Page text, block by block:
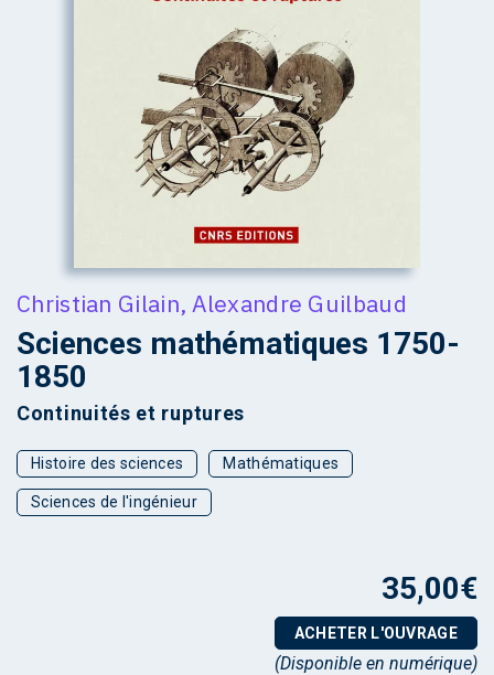
Christian Gilain,Alexandre Guilbaud
Sciences mathématiques 1750-
1850
Continuités et ruptures
Histoire des sciences Mathématiques
Sciences de l'ingénieur
35,00€
ACHETER L'OUVRAGE
(Disponible en numérique)